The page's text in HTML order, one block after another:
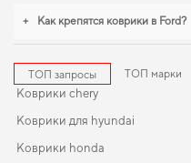
+ Как крепятся коврики в Ford?
ТОП запросы ТОП марки
Коврики chery
Коврики для hyundai
Коврики honda